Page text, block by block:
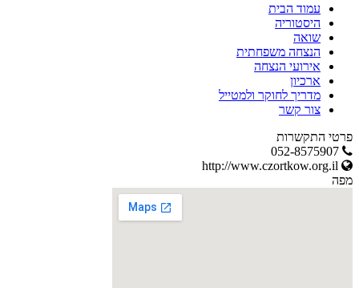
עמוד הבית
היסטוריה
שואה
הנצחה משפחתית
אירועי הנצחה
ארכיון
מדריך לחוקר ולמטייל
צור קשר
פרטי התקשרות
מפה